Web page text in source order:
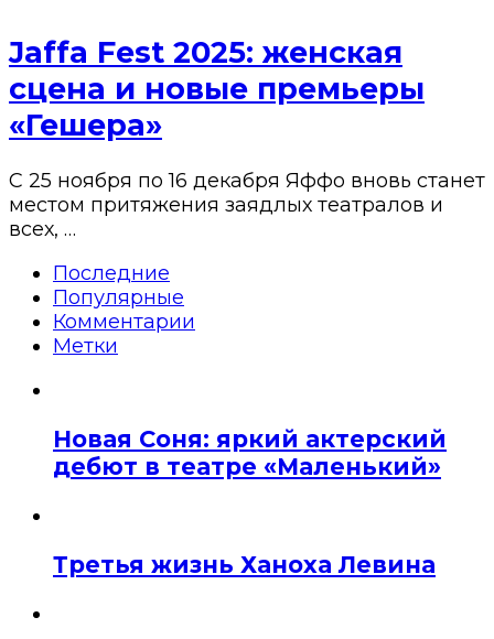
Jaffa Fest 2025: женская
сцена и новые премьеры
«Гешера»
С 25 ноября по 16 декабря Яффо вновь станет
местом притяжения заядлых театралов и
всех, …
Последние
Популярные
Комментарии
Метки
Новая Соня: яркий актерский
дебют в театре «Маленький»
Третья жизнь Ханоха Левина